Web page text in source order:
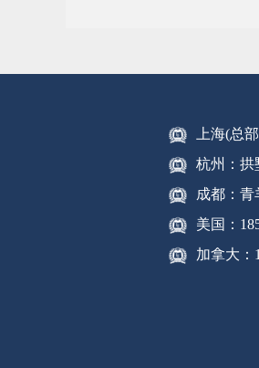
上海(总
杭州：拱
成都：青
美国：
加拿大：